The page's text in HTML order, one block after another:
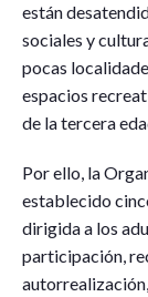
están
sociales y
pocas
espacios
de la tercera
Por ello, la
establecido
dirigida a los
participación,